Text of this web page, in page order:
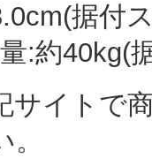
据付
:約40kg(
サイトで
。